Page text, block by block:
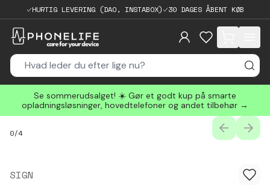
HURTIG LEVERING (DAO, INSTABOX) 30 DAGES ÅBENT KØB
items in cart,
Se sommerudsalget! ☀️ Gør et godt kup på smarte
opladningsløsninger, hovedtelefoner og andet tilbehør →
0/4
SIGN